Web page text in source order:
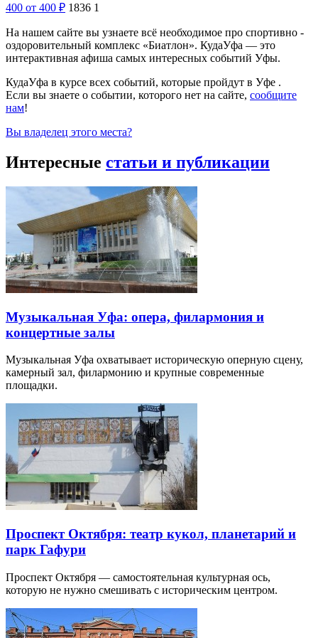
400 от 400 ₽ 1836 1
На нашем сайте вы узнаете всё необходимое про спортивно -
оздоровительный комплекс «Биатлон». КудаУфа — это
интерактивная афиша самых интересных событий Уфы.
КудаУфа в курсе всех событий, которые пройдут в Уфе .
Если вы знаете о событии, которого нет на сайте, сообщите
нам!
Вы владелец этого места?
Интересные статьи и публикации
Музыкальная Уфа: опера, филармония и
концертные залы
Музыкальная Уфа охватывает историческую оперную сцену,
камерный зал, филармонию и крупные современные
площадки.
Проспект Октября: театр кукол, планетарий и
парк Гафури
Проспект Октября — самостоятельная культурная ось,
которую не нужно смешивать с историческим центром.